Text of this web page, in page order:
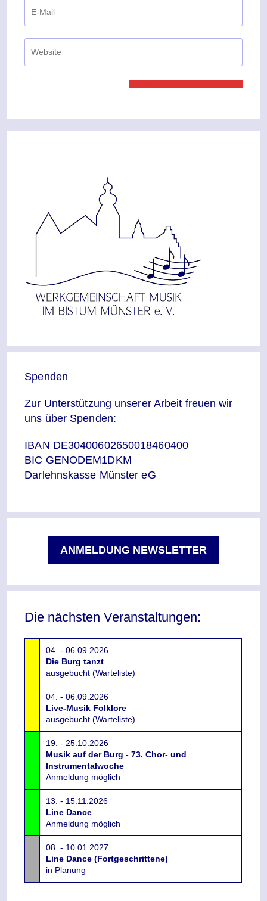
Spenden
Zur Unterstützung unserer Arbeit freuen wir
uns über Spenden:
IBAN DE30400602650018460400
BIC GENODEM1DKM
Darlehnskasse Münster eG
ANMELDUNG NEWSLETTER
Die nächsten Veranstaltungen:
04. - 06.09.2026
Die Burg tanzt
ausgebucht (Warteliste)
04. - 06.09.2026
Live-Musik Folklore
ausgebucht (Warteliste)
19. - 25.10.2026
Musik auf der Burg - 73. Chor- und
Instrumentalwoche
Anmeldung möglich
13. - 15.11.2026
Line Dance
Anmeldung möglich
08. - 10.01.2027
Line Dance (Fortgeschrittene)
in Planung